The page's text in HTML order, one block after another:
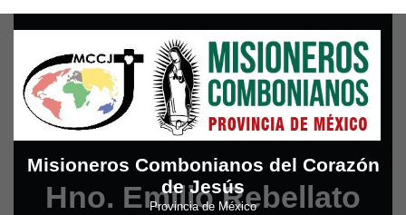
content
Misioneros Combonianos del Corazón
de Jesús
Provincia de México
Hno. Emilio Rebellato